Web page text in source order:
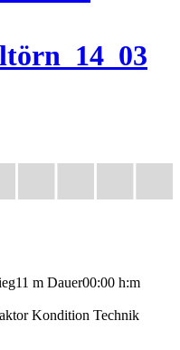
11 m Dauer00:00 h:m
Kondition Technik